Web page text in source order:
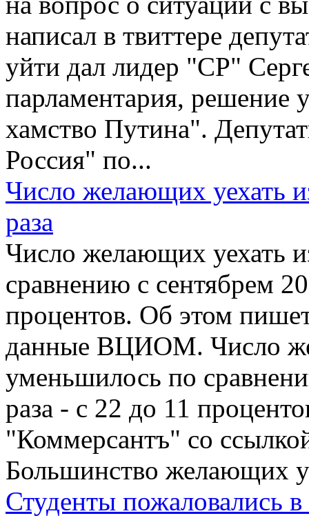
написал в твиттере
уйти дал лидер "СР"
парламентария, решение
хамство Путина".
Россия" по...
Число желающих уехать
раза
Число желающих уехать
сравнению с сентябрем
процентов. Об этом
данные ВЦИОМ. Число
уменьшилось по
раза - с 22 до 11
"Коммерсантъ" со
Большинство желающих
Студенты пожаловались